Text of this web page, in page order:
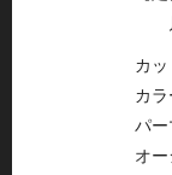
月
カ
カ
パ
オ